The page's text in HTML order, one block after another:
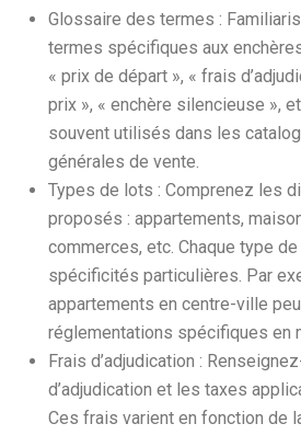
Glossaire des termes :
termes spécifiques aux
« prix de départ », « frais
prix », « enchère silencieuse »,
souvent utilisés dans les
générales de vente.
Types de lots : Comprenez les
proposés : appartements,
commerces, etc. Chaque type
spécificités particulières. Par
appartements en centre-ville
réglementations spécifiques en
Frais d’adjudication :
d’adjudication et les taxes
Ces frais varient en fonction de